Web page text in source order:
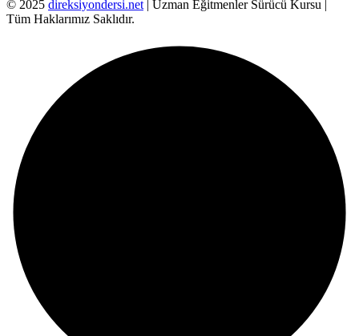
© 2025 direksiyondersi.net | Uzman Eğitmenler Sürücü Kursu |
Tüm Haklarımız Saklıdır.